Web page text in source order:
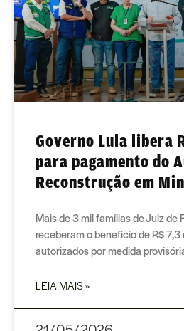
Governo Lula libera
para pagamento do
Reconstrução em
Mais de 3 mil famílias de Juiz de
receberam o benefício de R$
autorizados por medida
LEIA MAIS »